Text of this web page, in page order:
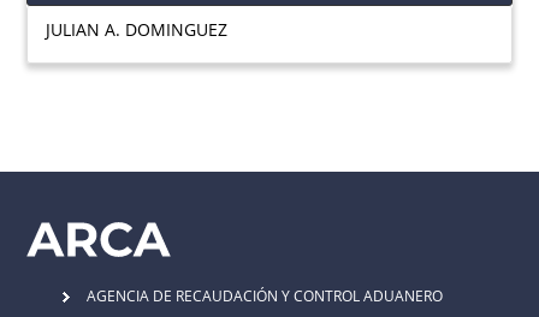
JULIAN A. DOMINGUEZ
AGENCIA DE RECAUDACIÓN Y CONTROL ADUANERO